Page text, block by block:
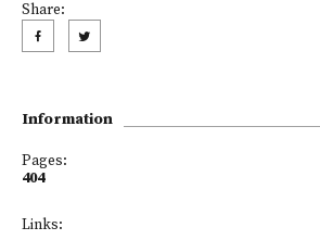
Share:
Information
Pages:
404
Links: